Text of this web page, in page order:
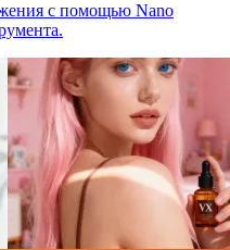
с помощью Nano